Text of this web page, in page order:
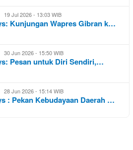
19 Jul 2026 - 13:03 WIB
Kunjungan Wapres Gibran k…
30 Jun 2026 - 15:50 WIB
Pesan untuk Diri Sendiri,…
28 Jun 2026 - 15:14 WIB
: Pekan Kebudayaan Daerah …